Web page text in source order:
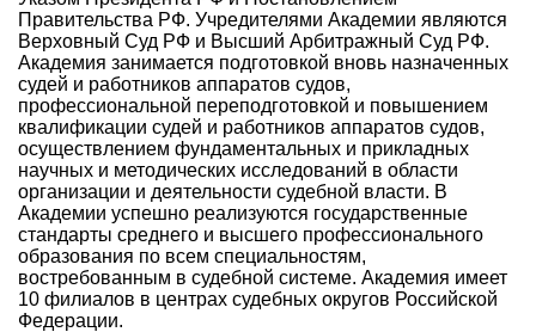
Правительства РФ. Учредителями Академии являются
Верховный Суд РФ и Высший Арбитражный Суд РФ.
Академия занимается подготовкой вновь назначенных
судей и работников аппаратов судов,
профессиональной переподготовкой и повышением
квалификации судей и работников аппаратов судов,
осуществлением фундаментальных и прикладных
научных и методических исследований в области
организации и деятельности судебной власти. В
Академии успешно реализуются государственные
стандарты среднего и высшего профессионального
образования по всем специальностям,
востребованным в судебной системе. Академия имеет
10 филиалов в центрах судебных округов Российской
Федерации.